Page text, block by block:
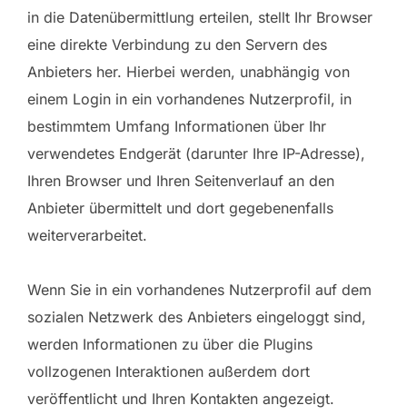
in die Datenübermittlung erteilen, stellt Ihr Browser
eine direkte Verbindung zu den Servern des
Anbieters her. Hierbei werden, unabhängig von
einem Login in ein vorhandenes Nutzerprofil, in
bestimmtem Umfang Informationen über Ihr
verwendetes Endgerät (darunter Ihre IP-Adresse),
Ihren Browser und Ihren Seitenverlauf an den
Anbieter übermittelt und dort gegebenenfalls
weiterverarbeitet.
Wenn Sie in ein vorhandenes Nutzerprofil auf dem
sozialen Netzwerk des Anbieters eingeloggt sind,
werden Informationen zu über die Plugins
vollzogenen Interaktionen außerdem dort
veröffentlicht und Ihren Kontakten angezeigt.